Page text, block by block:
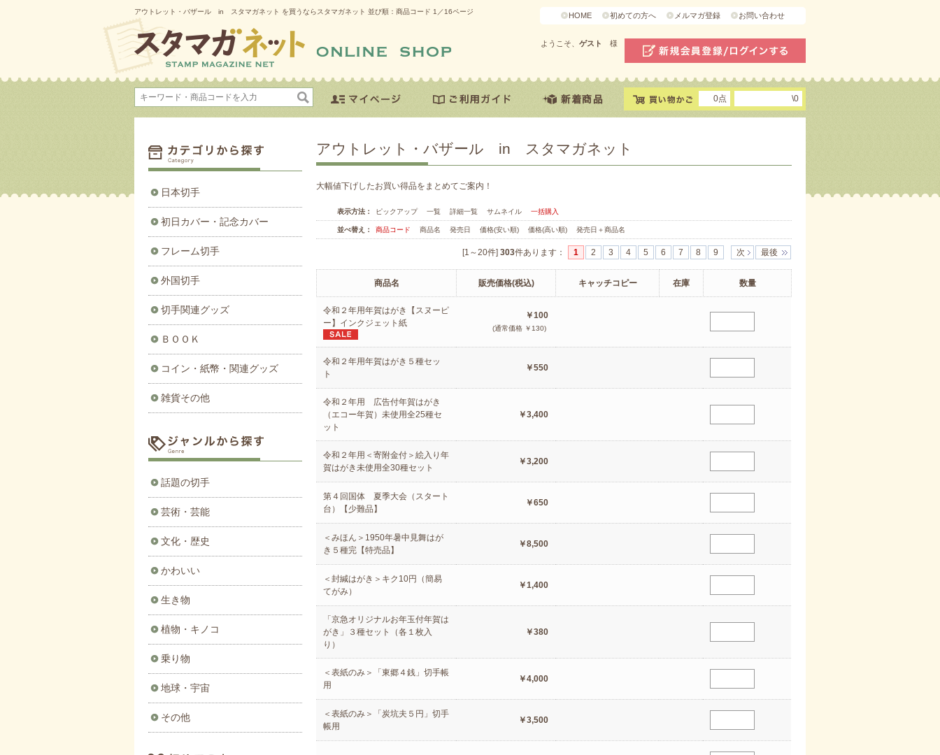
アウトレット・バザール in スタマガネット を買うならスタマガネット 並び順：商品コード 1／16ページ HOME 初めての方へ メルマガ登録 お問い合わせ
ようこそ、 ゲスト 様
0点 \0
アウトレット・バザール in スタマガネット
大幅値下げしたお買い得品をまとめてご案内！
表示方法： ピックアップ 一覧 詳細一覧 サムネイル 一括購入
並べ替え： 商品コード 商品名 発売日 価格(安い順) 価格(高い順) 発売日＋商品名
[1～20件] 303件あります ： 1 2 3 4 5 6 7 8 9 次 最後
商品名 販売価格(税込) キャッチコピー 在庫 数量
令和２年用年賀はがき【スヌーピ
ー】インクジェット紙
￥100
(通常価格 ￥130)
令和２年用年賀はがき５種セッ
ト
￥550
令和２年用 広告付年賀はがき
（エコー年賀）未使用全25種セ
ット
￥3,400
令和２年用＜寄附金付＞絵入り年
賀はがき未使用全30種セット
￥3,200
第４回国体 夏季大会（スタート
台）【少難品】
￥650
＜みほん＞1950年暑中見舞はが
き５種完【特売品】
￥8,500
＜封緘はがき＞キク10円（簡易
てがみ）
￥1,400
「京急オリジナルお年玉付年賀は
がき」３種セット（各１枚入
り）
￥380
＜表紙のみ＞「東郷４銭」切手帳
用
￥4,000
＜表紙のみ＞「炭坑夫５円」切手
帳用
￥3,500
日本切手
初日カバー・記念カバー
フレーム切手
外国切手
切手関連グッズ
ＢＯＯＫ
コイン・紙幣・関連グッズ
雑貨その他
話題の切手
芸術・芸能
文化・歴史
かわいい
生き物
植物・キノコ
乗り物
地球・宇宙
その他